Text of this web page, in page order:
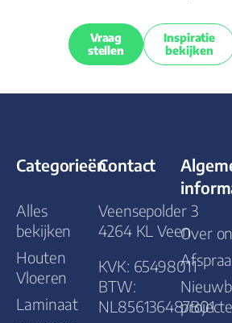
Vraag
stellen
Inspiratie
bekijken
Categorieën
Alles
bekijken
Houten
Vloeren
Laminaat
Contact
Veensepolder 3
4264 KL Veen
KVK: 65498011
BTW:
NL856136487B01
Over